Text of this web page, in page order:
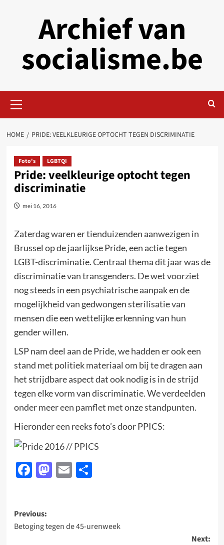
Archief van
socialisme.be
Menu
HOME PRIDE: VEELKLEURIGE OPTOCHT TEGEN DISCRIMINATIE
Foto's LGBTQI
Pride: veelkleurige optocht tegen
discriminatie
mei 16, 2016
Zaterdag waren er tienduizenden aanwezigen in
Brussel op de jaarlijkse Pride, een actie tegen
LGBT-discriminatie. Centraal thema dit jaar was de
discriminatie van transgenders. De wet voorziet
nog steeds in een psychiatrische aanpak en de
mogelijkheid van gedwongen sterilisatie van
mensen die een wettelijke erkenning van hun
gender willen.
LSP nam deel aan de Pride, we hadden er ook een
stand met politiek materiaal om bij te dragen aan
het strijdbare aspect dat ook nodig is in de strijd
tegen elke vorm van discriminatie. We verdeelden
onder meereen pamflet met onze standpunten.
Hieronder een reeks foto’s door PPICS:
Facebook
Mastodon
EmailDelen
Post
navigation
Previous:
Betoging tegen de 45-urenweek
Next: